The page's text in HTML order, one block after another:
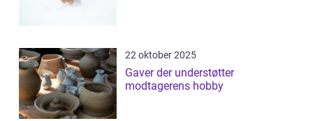
22 oktober 2025
Gaver der understøtter
modtagerens hobby